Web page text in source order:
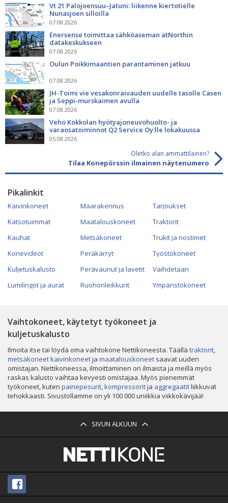
Vt 21 Palojoensuu–Jatuni: liikenne kiertotielle
Nunasjoen silloilla
07.08.2026
Enersense toimittaa sähköaseman atNorthin
datakeskukseen
07.08.2026
Oulun Poikkimaantien parantaminen jatkuu
07.08.2026
JH-Toimi vie vesakonraivauden uudelle tasolle Casen
ja Seppi-murskaimen avulla
07.08.2026
Veho Kokkolan hyötyajoneuvohuolto- ja
varaosatoiminnot Q2 Service Oy:lle lokakuussa
05.08.2026
Oletko alan ammattilainen?
Tilaa Konepörssin ilmainen näytenumero
Pikalinkit
Kaivinkoneet
Katsotuimmat
Kauhat
Konevideot
Kuljetuskalusto
Lumilingot ja aurat
Maarakennus
Maatalouskoneet
Metsäkoneet
Peräkärryt
Perävaunut ja lavetit
Ruohonleikkurit
Tarjoukset
Traktorit
Trukit ja nostimet
Työstökoneet
Vaihdetaan
Ympäristökoneet
Vaihtokoneet, käytetyt työkoneet ja
kuljetuskalusto
Ilmoita itse tai löydä oma vaihtokone Nettikoneesta. Täällä traktorit,
metsäkoneetkaivinkoneetja maatalouskoneet saavat uuden
omistajan. Nettikoneessa, ilmoittaminen on ilmaista ja meillä myös
raskas kalusto vaihtaa kevyesti omistajaa. Myös pienemmät
työkoneet, kuten painepesurit,kompressoritja aggregaatitliikkuvat
tehokkaasti. Sivustollamme on yli 100 000 uniikkia viikkokävijää!
SIVUN ALKUUN